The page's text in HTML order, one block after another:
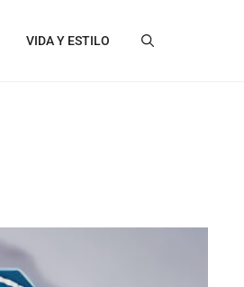
VIDA Y ESTILO